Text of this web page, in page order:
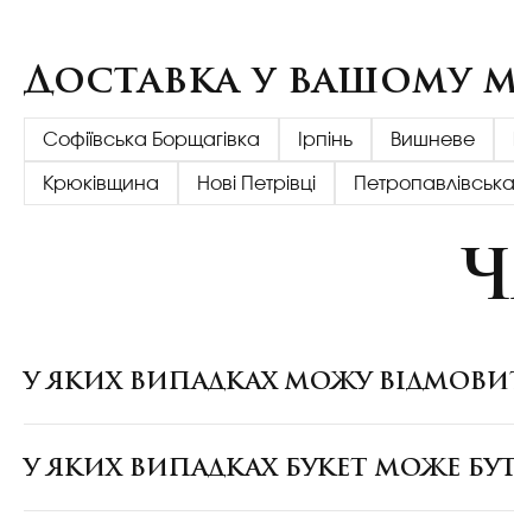
Доставка у вашому
Софіївська Борщагівка Ірпінь Вишневе
Крюківщина Нові Петрівці
У ЯКИХ ВИПАДКАХ МОЖУ
У ЯКИХ ВИПАДКАХ БУКЕТ МОЖЕ